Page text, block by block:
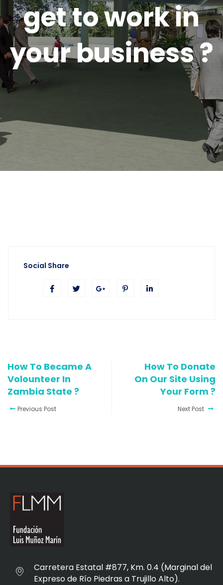
get to work in
your business ?
Social Share
How To Became A
Volounteer In
Zambia State ?
Previous Post
How To Donate
On Our Site Using
Your Form ?
Next Post
Carretera Estatal #877, Km. 0.4 (Marginal del
Expreso de Río Piedras a Trujillo Alto).